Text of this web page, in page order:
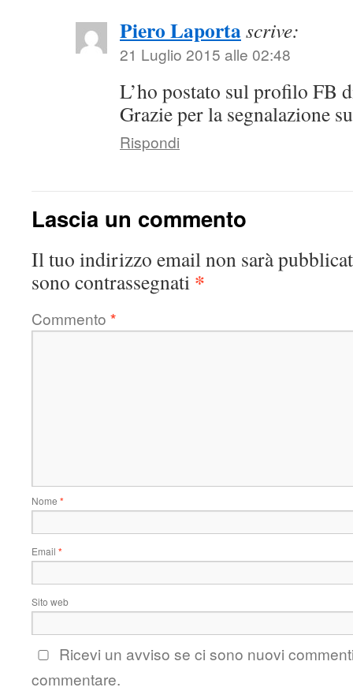
Piero Laportascrive:
21 Luglio 2015 alle 02:48
L’ho postato sul profilo FB
Grazie per la segnalazione
Rispondi
Lascia un commento
Il tuo indirizzo email non sarà
sono contrassegnati *
Commento *
Nome *
Email *
Sito web
Ricevi un avviso se ci sono nuovi
commentare.